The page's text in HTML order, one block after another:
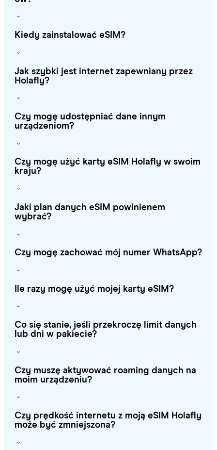
Kiedy zainstalować eSIM?
Jak szybki jest internet zapewniany przez
Holafly?
Czy mogę udostępniać dane innym
urządzeniom?
Czy mogę użyć karty eSIM Holafly w swoim
kraju?
Jaki plan danych eSIM powinienem
wybrać?
Czy mogę zachować mój numer WhatsApp?
Ile razy mogę użyć mojej karty eSIM?
Co się stanie, jeśli przekroczę limit danych
lub dni w pakiecie?
Czy muszę aktywować roaming danych na
moim urządzeniu?
Czy prędkość internetu z moją eSIM Holafly
może być zmniejszona?